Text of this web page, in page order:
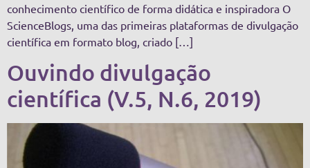
conhecimento científico de forma didática e inspiradora O
ScienceBlogs, uma das primeiras plataformas de divulgação
científica em formato blog, criado […]
Ouvindo divulgação
científica (V.5, N.6, 2019)